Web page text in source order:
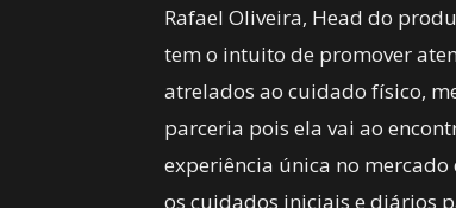
Rafael Oliveira, Head do
tem o intuito de promover
atrelados ao cuidado físico,
parceria pois ela vai ao
experiência única no
os cuidados iniciais e diários